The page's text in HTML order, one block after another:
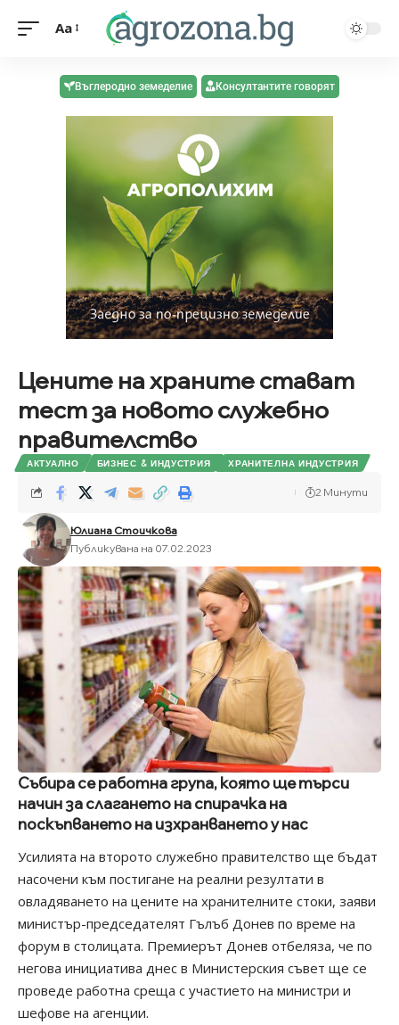
Aa
Въглеродно земеделие Консултантите говорят
Цените на храните стават
тест за новото служебно
правителство
АКТУАЛНО БИЗНЕС & ИНДУСТРИЯ ХРАНИТЕЛНА ИНДУСТРИЯ
Юлиана Стоичкова
Публикувана на 07.02.2023
2 Минути
Събира се работна група, която ще търси
начин за слагането на спирачка на
поскъпването на изхранването у нас
Усилията на второто служебно правителство ще бъдат
насочени към постигане на реални резултати в
овладяването на цените на хранителните стоки, заяви
министър-председателят Гълъб Донев по време на
форум в столицата. Премиерът Донев отбеляза, че по
негова инициатива днес в Министерския съвет ще се
проведе работна среща с участието на министри и
шефове на агенции.